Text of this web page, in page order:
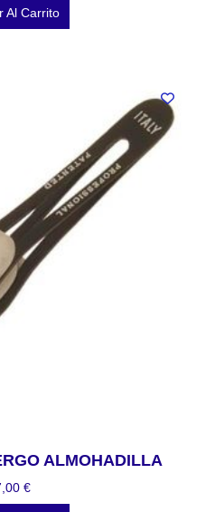
Al Carrito
ALMOHADILLA
€